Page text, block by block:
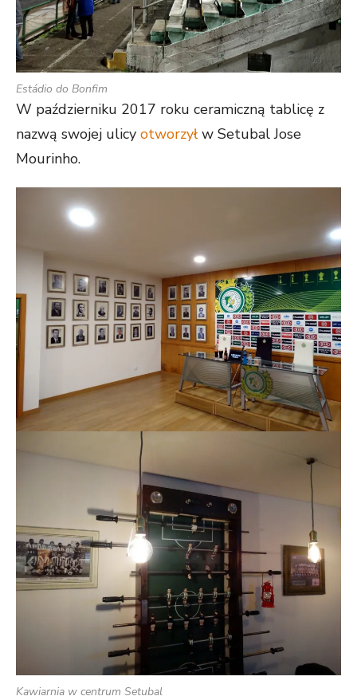
Estádio do Bonfim
W październiku 2017 roku ceramiczną tablicę z
nazwą swojej ulicy otworzyłw Setubal Jose
Mourinho.
Kawiarnia w centrum Setubal